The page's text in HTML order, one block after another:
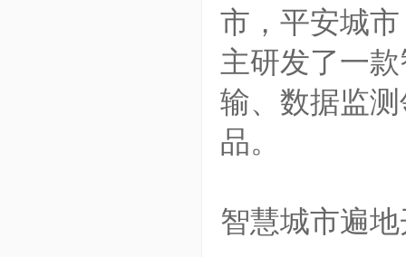
市，平安城
主研发了一
输、数据监
品。
智慧城市遍